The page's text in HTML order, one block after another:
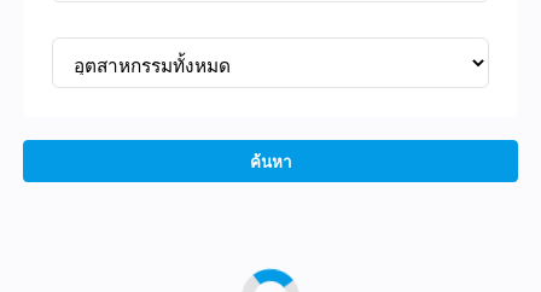
ค้นหา